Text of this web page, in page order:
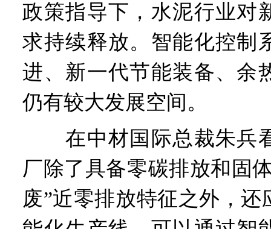
政策指导下，水泥行业对
求持续释放。智能化控制
进、新一代节能装备、余
仍有较大发展空间。
在中材国际总裁朱兵
厂除了具备零碳排放和固
废”近零排放特征之外，